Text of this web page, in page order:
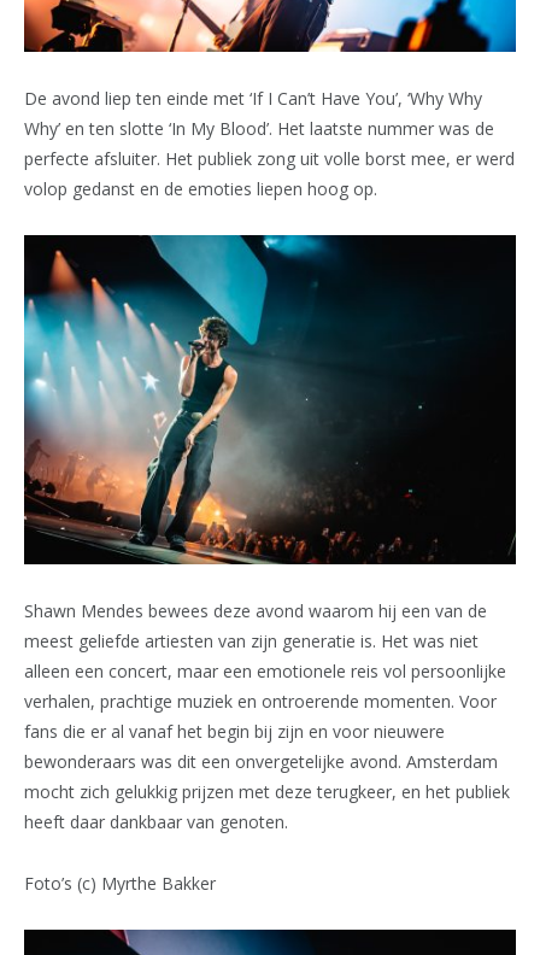
De avond liep ten einde met ‘If I Can’t Have You’, ‘Why Why
Why’ en ten slotte ‘In My Blood’. Het laatste nummer was de
perfecte afsluiter. Het publiek zong uit volle borst mee, er werd
volop gedanst en de emoties liepen hoog op.
Shawn Mendes bewees deze avond waarom hij een van de
meest geliefde artiesten van zijn generatie is. Het was niet
alleen een concert, maar een emotionele reis vol persoonlijke
verhalen, prachtige muziek en ontroerende momenten. Voor
fans die er al vanaf het begin bij zijn en voor nieuwere
bewonderaars was dit een onvergetelijke avond. Amsterdam
mocht zich gelukkig prijzen met deze terugkeer, en het publiek
heeft daar dankbaar van genoten.
Foto’s (c) Myrthe Bakker